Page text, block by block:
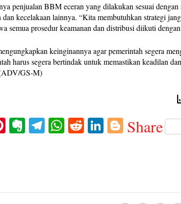
penjualan BBM eceran yang dilakukan sesuai dengan
kecelakaan lainnya. “Kita membutuhkan strategi
semua prosedur keamanan dan distribusi diikuti dengan
keinginannya agar pemerintah segera
harus segera bertindak untuk memastikan keadilan
GS-M)
Pi
t
E
e
Te
m
W
pp
R Li Bl
Share